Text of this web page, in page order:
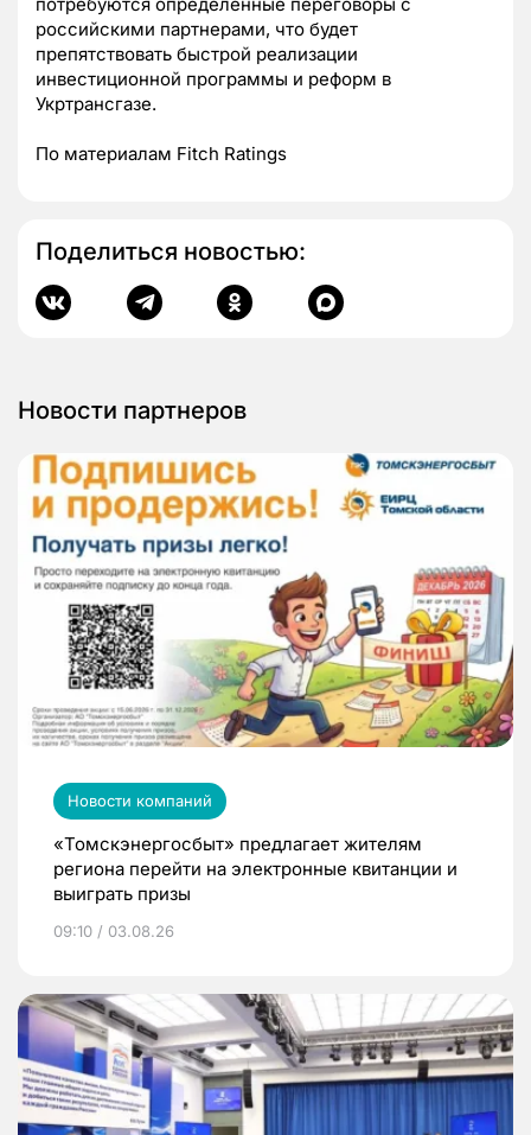
потребуются определенные переговоры с
российскими партнерами, что будет
препятствовать быстрой реализации
инвестиционной программы и реформ в
Укртрансгазе.
По материалам Fitch Ratings
Поделиться новостью:
Новости партнеров
Новости компаний
«Томскэнергосбыт» предлагает жителям
региона перейти на электронные квитанции и
выиграть призы
09:10 / 03.08.26